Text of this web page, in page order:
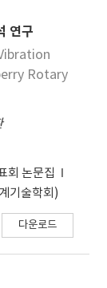
연구
Rotary
회 논문집
기술학회)
다운로드